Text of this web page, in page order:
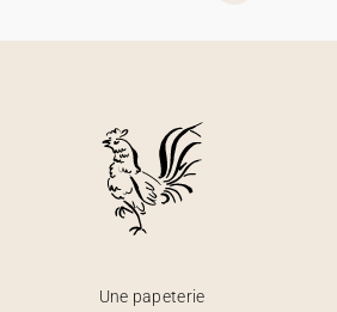
Une papeterie